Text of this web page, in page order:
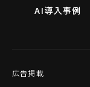
AI導入事例
広告掲載